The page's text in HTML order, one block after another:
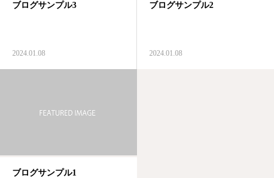
ブログサンプル3
2024.01.08
ブログサンプル2
2024.01.08
ブログサンプル1